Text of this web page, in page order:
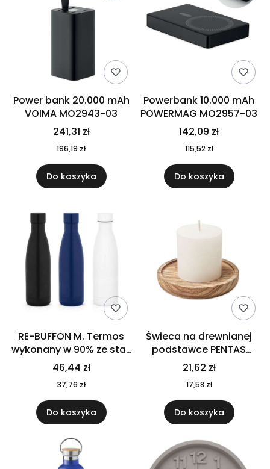
Power bank 20.000 mAh
VOIMA MO2943-03
241,31 zł
196,19 zł
Do koszyka
Powerbank 10.000 mAh
POWERMAG MO2957-03
142,09 zł
115,52 zł
Do koszyka
RE-BUFFON M. Termos
wykonany w 90% ze stali
nierdzewnej
pochodzącej z
recyklingu 520 ml 94294
46,44 zł
37,76 zł
Do koszyka
Świeca na drewnianej
podstawce PENTAS
MO6282-40
21,62 zł
17,58 zł
Do koszyka